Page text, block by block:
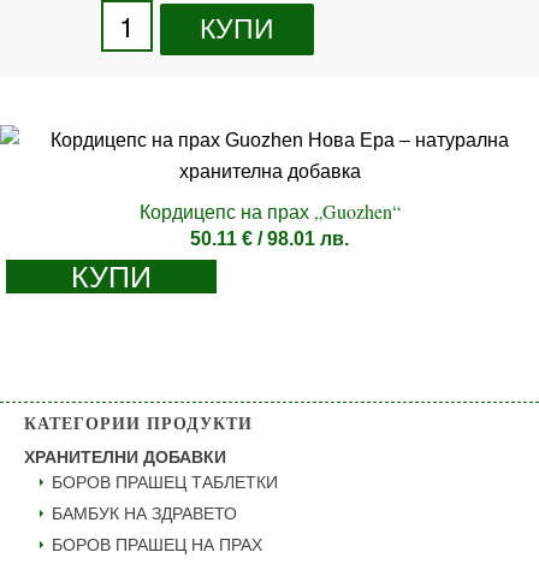
КУПИ
Кордицепс на прах „Guozhen“
50.11 € / 98.01 лв.
КУПИ
КАТЕГОРИИ ПРОДУКТИ
ХРАНИТЕЛНИ ДОБАВКИ
БОРОВ ПРАШЕЦ ТАБЛЕТКИ
БАМБУК НА ЗДРАВЕТО
БОРОВ ПРАШЕЦ НА ПРАХ